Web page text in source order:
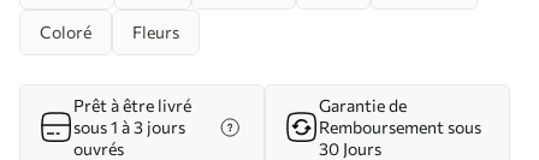
Coloré Fleurs
Prêt à être livré
sous 1 à 3 jours
ouvrés
Garantie de
Remboursement sous
30 Jours